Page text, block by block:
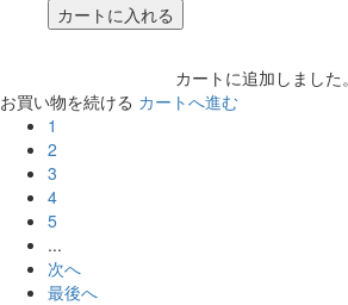
カートに入れる
カートに追加しました。
お買い物を続ける カートへ進む
1
2
3
4
5
...
次へ
最後へ